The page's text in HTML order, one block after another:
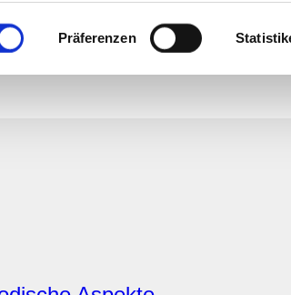
aktives Scannen nach bestimmten
darüber, wie Ihre persönlichen Daten
Einzelheitenfest.
Verwendung unserer Website an unsere
Präferenzen